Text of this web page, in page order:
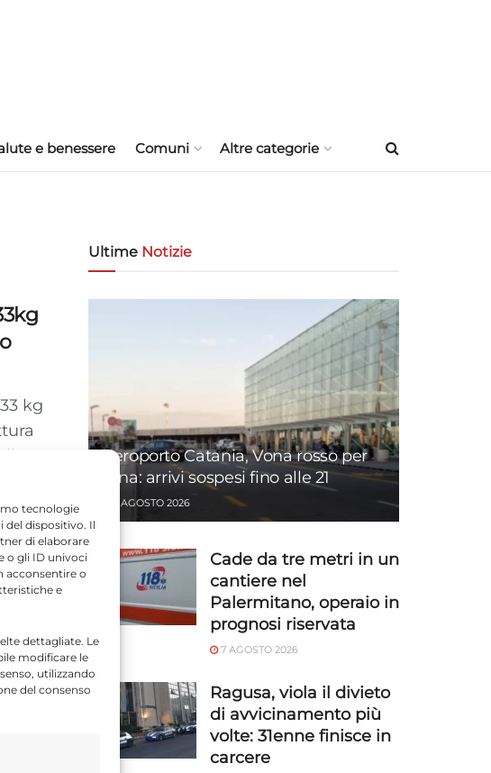
tecnologie
del dispositivo. Il
di elaborare
o gli ID univoci
acconsentire o
e
dettagliate. Le
modificare le
utilizzando
del consenso
e benessere Comuni Altre categorie
kg
Ultime Notizie
Aeroporto Catania, Vona rosso per
Etna: arrivi sospesi fino alle 21
7 AGOSTO 2026
Cade da tre metri in un
cantiere nel
Palermitano, operaio in
prognosi riservata
7 AGOSTO 2026
Ragusa, viola il divieto
di avvicinamento più
volte: 31enne finisce in
carcere